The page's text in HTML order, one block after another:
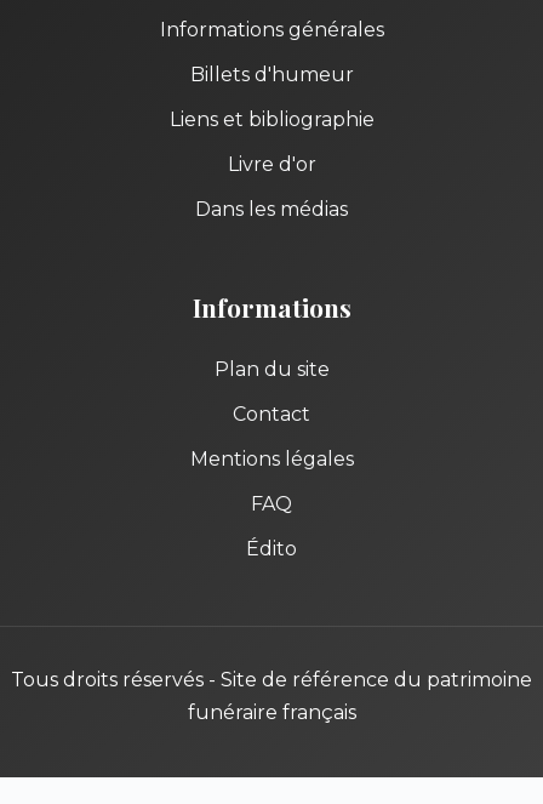
Informations générales
Billets d'humeur
Liens et bibliographie
Livre d'or
Dans les médias
Informations
Plan du site
Contact
Mentions légales
FAQ
Édito
Tous droits réservés - Site de référence du patrimoine
funéraire français